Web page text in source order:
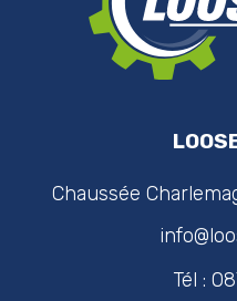
Chaussée
Tél :